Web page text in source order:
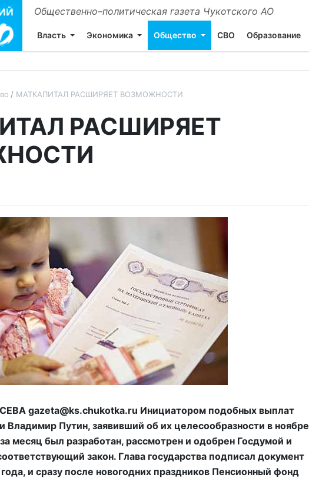
Общественно–политическая газета Чукотского АО
Власть Экономика Общество СВО Образование
МАТКАПИТАЛ РАСШИРЯЕТ ВОЗМОЖНОСТИ
РАСШИРЯЕТ
gazeta@ks.chukotka.ru Инициатором подобных выплат
Владимир Путин, заявивший об их целесообразности в ноябре
месяц был разработан, рассмотрен и одобрен Госдумой и
закон. Глава государства подписал документ
и сразу после новогодних праздников Пенсионный фонд